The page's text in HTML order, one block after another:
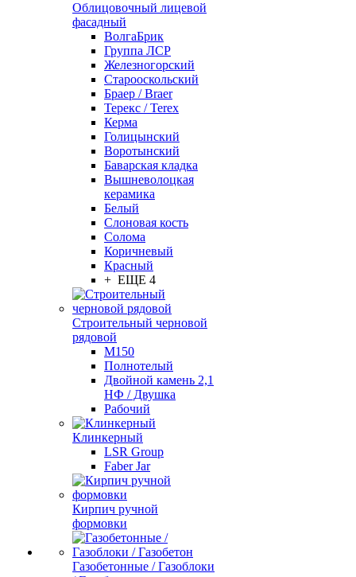
Облицовочный лицевой
фасадный
ВолгаБрик
Группа ЛСР
Железногорский
Старооскольский
Браер / Braer
Терекс / Terex
Керма
Голицынский
Воротынский
Баварская кладка
Вышневолоцкая
керамика
Белый
Слоновая кость
Солома
Коричневый
Красный
+ ЕЩЕ 4
Строительный черновой
рядовой
М150
Полнотелый
Двойной камень 2,1
НФ / Двушка
Рабочий
Клинкерный
LSR Group
Faber Jar
Кирпич ручной
формовки
Газобетонные / Газоблоки